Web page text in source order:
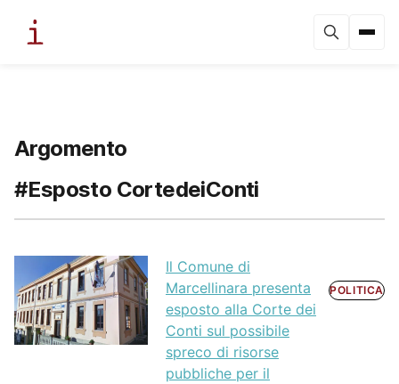
Argomento
#Esposto CortedeiConti
Il Comune di
Marcellinara presenta
esposto alla Corte dei
Conti sul possibile
spreco di risorse
pubbliche per il
POLITICA